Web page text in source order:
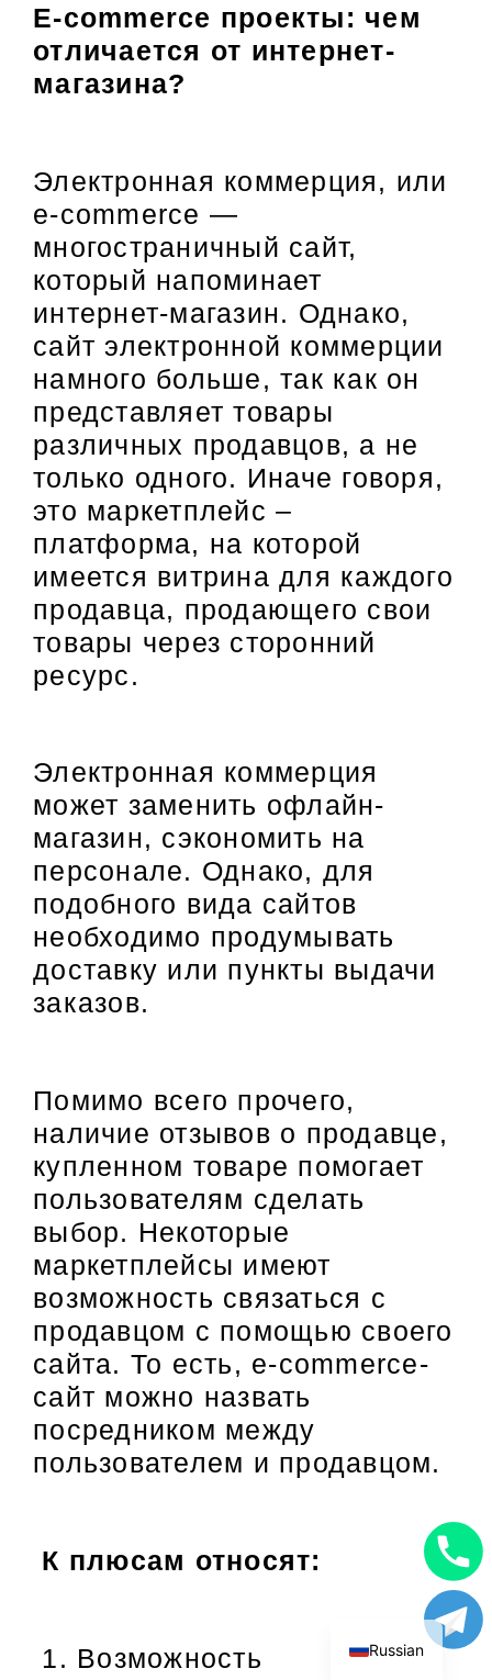
E-commerce проекты: чем
отличается от интернет-
магазина?
Электронная коммерция, или
e-commerce —
многостраничный сайт,
который напоминает
интернет-магазин. Однако,
сайт электронной коммерции
намного больше, так как он
представляет товары
различных продавцов, а не
только одного. Иначе говоря,
это маркетплейс –
платформа, на которой
имеется витрина для каждого
продавца, продающего свои
товары через сторонний
ресурс.
Электронная коммерция
может заменить офлайн-
магазин, сэкономить на
персонале. Однако, для
подобного вида сайтов
необходимо продумывать
доставку или пункты выдачи
заказов.
Помимо всего прочего,
наличие отзывов о продавце,
купленном товаре помогает
пользователям сделать
выбор. Некоторые
маркетплейсы имеют
возможность связаться с
продавцом с помощью своего
сайта. То есть, e-commerce-
сайт можно назвать
посредником между
пользователем и продавцом.
К плюсам относят:
Возможность
Russian